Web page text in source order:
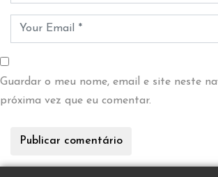
Guardar o meu nome, email e site neste
próxima vez que eu comentar.